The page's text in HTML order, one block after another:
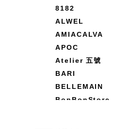
8182
ALWEL
AMIACALVA
APOC
Atelier 五號
BARI
BELLEMAIN
BonBonStore